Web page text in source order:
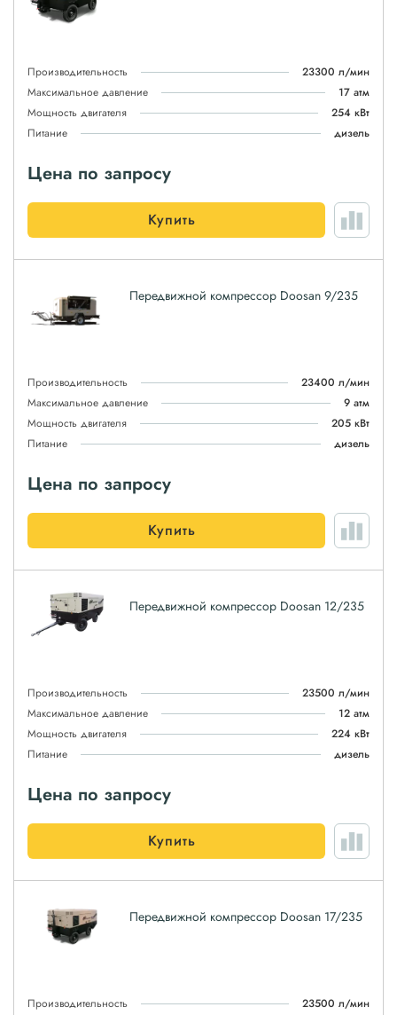
Производительность
23300 л/мин
Максимальное давление
17 атм
Мощность двигателя
254 кВт
Питание
дизель
Цена по запросу
Купить
Передвижной компрессор Doosan 9/235
Производительность
23400 л/мин
Максимальное давление
9 атм
Мощность двигателя
205 кВт
Питание
дизель
Цена по запросу
Купить
Передвижной компрессор Doosan 12/235
Производительность
23500 л/мин
Максимальное давление
12 атм
Мощность двигателя
224 кВт
Питание
дизель
Цена по запросу
Купить
Передвижной компрессор Doosan 17/235
Производительность
23500 л/мин